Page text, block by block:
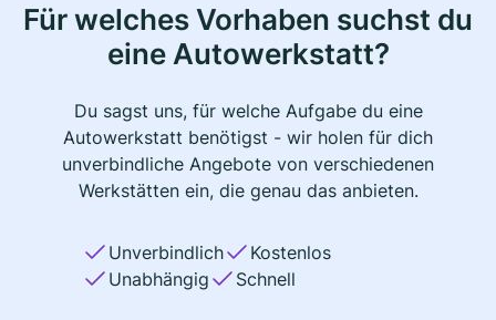
Für welches Vorhaben suchst du
eine Autowerkstatt?
Du sagst uns, für welche Aufgabe du eine
Autowerkstatt benötigst - wir holen für dich
unverbindliche Angebote von verschiedenen
Werkstätten ein, die genau das anbieten.
Unverbindlich
Kostenlos
Unabhängig
Schnell